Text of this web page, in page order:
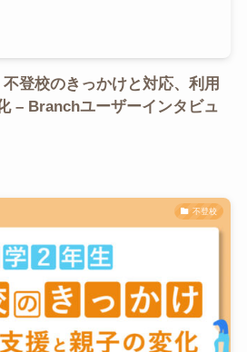
不登校のきっかけと対応、利用
– Branchユーザーインタビュ
不登校